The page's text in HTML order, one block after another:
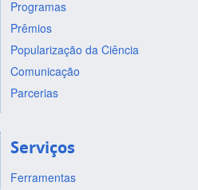
Programas
Prêmios
Popularização da Ciência
Comunicação
Parcerias
Serviços
Ferramentas